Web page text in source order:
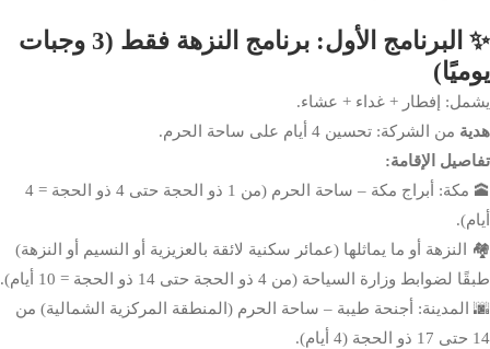
✨ البرنامج الأول: برنامج النزهة فقط (3 وجبات
يوميًا)
يشمل: إفطار + غداء + عشاء.
هدية من الشركة: تحسين 4 أيام على ساحة الحرم.
تفاصيل الإقامة:
🕋 مكة: أبراج مكة – ساحة الحرم (من 1 ذو الحجة حتى 4 ذو الحجة = 4
أيام).
🏘️ النزهة أو ما يماثلها (عمائر سكنية لائقة بالعزيزية أو النسيم أو النزهة)
طبقًا لضوابط وزارة السياحة (من 4 ذو الحجة حتى 14 ذو الحجة = 10 أيام).
🌆 المدينة: أجنحة طيبة – ساحة الحرم (المنطقة المركزية الشمالية) من
14 حتى 17 ذو الحجة (4 أيام).